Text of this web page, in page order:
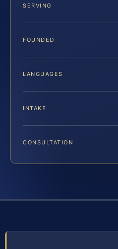
SERVING
FOUNDED
LANGUAGES
INTAKE
CONSULTATION